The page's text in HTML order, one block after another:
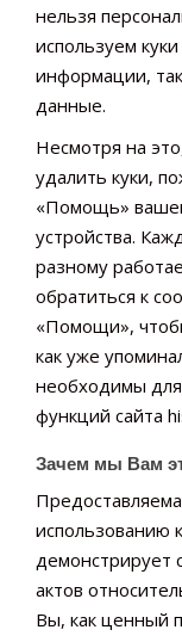
нельзя
используем
информации,
данные.
Несмотря на
удалить куки,
«Помощь»
устройства.
разному
обратиться к
«Помощи»,
как уже
необходимы
функций сайта
Зачем мы Вам
использованию
демонстрирует
актов
Вы, как ценный